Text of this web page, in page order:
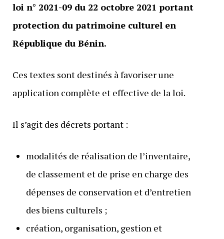
loi n° 2021-09 du 22 octobre 2021 portant
protection du patrimoine culturel en
République du Bénin.
Ces textes sont destinés à favoriser une
application complète et effective de la loi.
Il s’agit des décrets portant :
modalités de réalisation de l’inventaire,
de classement et de prise en charge des
dépenses de conservation et d’entretien
des biens culturels ;
création, organisation, gestion et